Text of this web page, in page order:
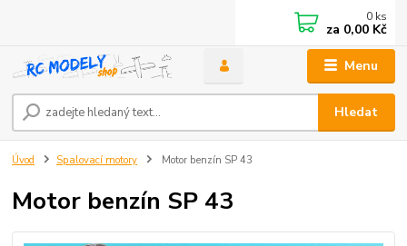
Menu
Hledat
0 ks
za 0,00 Kč
Úvod Spalovací motory Motor benzín SP 43
Motor benzín SP 43